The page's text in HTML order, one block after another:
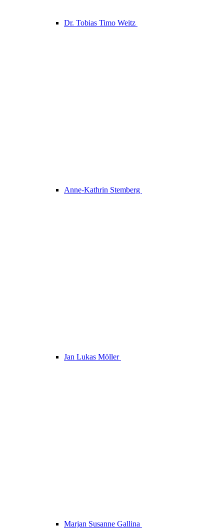
Dr. Tobias Timo Weitz
Anne-Kathrin Stemberg
Jan Lukas Möller
Marjan Susanne Gallina